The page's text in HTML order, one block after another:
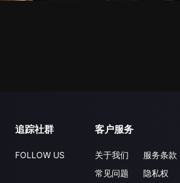
追踪社群
FOLLOW US
客户服务
关于我们
常见问题
服务条款
隐私权